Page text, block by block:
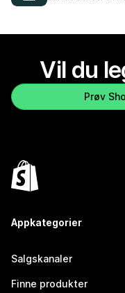
Vil du
Prøv
Appkategorier
Salgskanaler
Finne produkter